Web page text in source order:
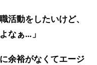
活動をしたいけど、
なぁ…」
余裕がなくてエージ